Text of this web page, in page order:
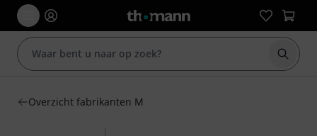
Zoek
Overzicht fabrikanten M